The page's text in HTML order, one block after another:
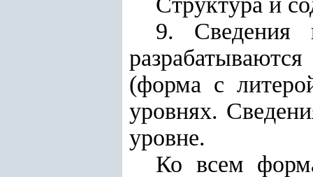
9.
(форма с
уровнях.
уровне.
Ко всем